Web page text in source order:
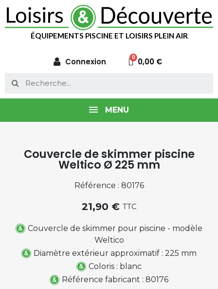
ÉQUIPEMENTS PISCINE ET LOISIRS PLEIN AIR
Connexion 0,00 €
MENU
Couvercle de skimmer piscine
Weltico Ø 225 mm
Référence : 80176
21,90 € TTC
Couvercle de skimmer pour piscine - modèle
Weltico
Diamètre extérieur approximatif : 225 mm
Coloris : blanc
Référence fabricant : 80176